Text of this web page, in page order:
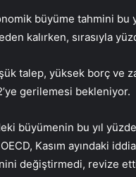
büyüme tahmini bu
kalırken, sırasıyla
talep, yüksek borç ve
gerilemesi bekleniyor.
büyümenin bu yıl
Kasım ayındaki
değiştirmedi, revize